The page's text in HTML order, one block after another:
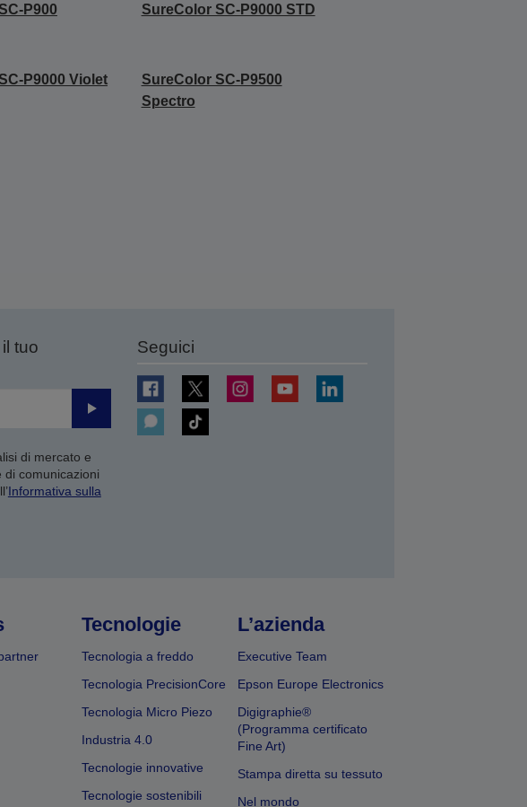
P900 SureColor SC-P9000 STD
P9000 Violet
SureColor SC-P9500
Spectro
tuo
Invia
di mercato e
comunicazioni
Informativa sulla
Seguici
Tecnologie
Tecnologia a freddo
Tecnologia PrecisionCore
Tecnologia Micro Piezo
Industria 4.0
Tecnologie innovative
Tecnologie sostenibili
L’azienda
Executive Team
Epson Europe Electronics
Digigraphie®
(Programma certificato
Fine Art)
Stampa diretta su tessuto
Nel mondo